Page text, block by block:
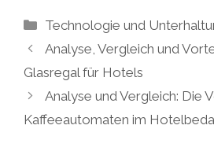
Kategorien
Technologie und
Analyse, Vergleich und
Glasregal für Hotels
Analyse und Vergleich: Die
Kaffeeautomaten im